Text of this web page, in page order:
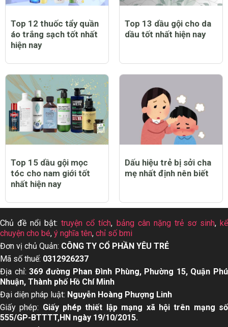
Top 12 thuốc tẩy quần
áo trắng sạch tốt nhất
hiện nay
Top 13 dầu gội cho da
dầu tốt nhất hiện nay
Top 15 dầu gội mọc
tóc cho nam giới tốt
nhất hiện nay
Dấu hiệu trẻ bị sởi cha
mẹ nhất định nên biết
Chủ đề nổi bật:truyện cổ tích, bảng cân nặng trẻ sơ sinh,kể
chuyện cho bé, ý nghĩa tên, chỉ số bmi
Đơn vị chủ Quản: CÔNG TY CỔ PHẦN YÊU TRẺ
Mã số thuế: 0312926237
Địa chỉ:369 đường Phan Đình Phùng, Phường 15, Quận Phú
Nhuận, Thành phố Hồ Chí Minh
Đại diện pháp luật: Nguyễn Hoàng Phượng Linh
Giấy phép: Giấy phép thiết lập mạng xã hội trên mạng số
555/GP-BTTTT,HN ngày 19/10/2015.